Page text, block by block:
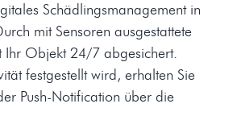
Schädlingsmanagement in
mit Sensoren ausgestattete
Ihr Objekt 24/7 abgesichert.
festgestellt wird, erhalten Sie
Push-Notification über die